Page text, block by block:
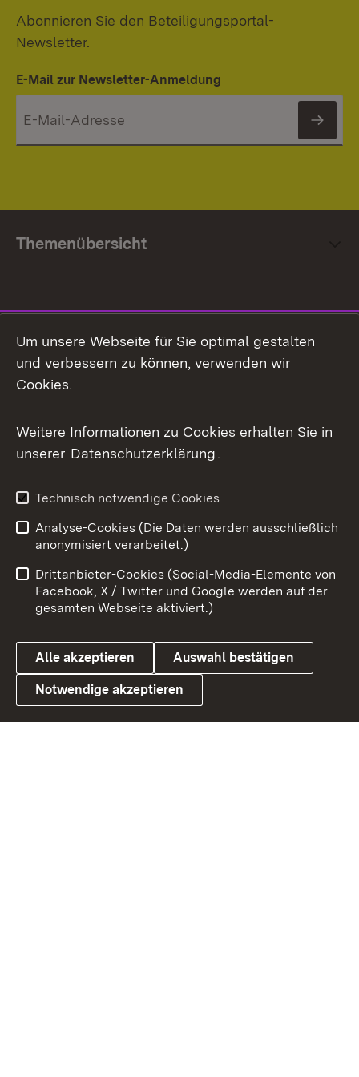
Abonnieren Sie den Beteiligungsportal-
Newsletter.
E-Mail zur Newsletter-Anmeldung
Themenübersicht
Facebook
X / Twitter
Youtube
Link zum Landesportal
Impressum
Kontakt
Barrierefreiheit
Datenschutz
Cookies
Um unsere Webseite für Sie optimal gestalten
und verbessern zu können, verwenden wir
Cookies.
Weitere Informationen zu Cookies erhalten Sie in
unserer Datenschutzerklärung.
Technisch notwendige Cookies
Analyse-Cookies (Die Daten werden ausschließlich
anonymisiert verarbeitet.)
Drittanbieter-Cookies (Social-Media-Elemente von
Facebook, X / Twitter und Google werden auf der
gesamten Webseite aktiviert.)
Alle akzeptieren Auswahl bestätigen
Notwendige akzeptieren